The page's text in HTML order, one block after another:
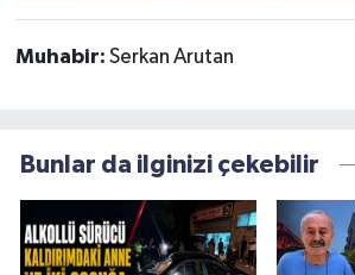
Muhabir: Serkan Arutan
Bunlar da ilginizi çekebilir